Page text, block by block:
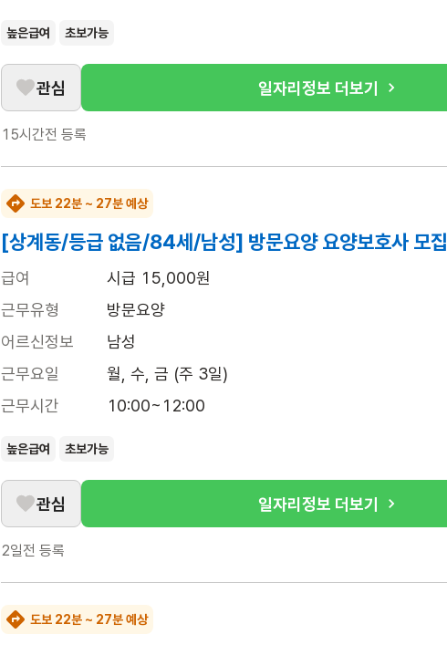
높은급여 초보가능
관심 일자리정보 더보기
15시간전 등록
도보 22분 ~ 27분 예상
[상계동/등급 없음/84세/남성] 방문요양 요양보호사 모집
급여
시급 15,000원
근무유형
방문요양
어르신정보
남성
근무요일
월, 수, 금 (주 3일)
근무시간
10:00~12:00
높은급여 초보가능
관심 일자리정보 더보기
2일전 등록
도보 22분 ~ 27분 예상